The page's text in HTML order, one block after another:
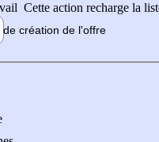
Cette action recharge la
de création de l'offre